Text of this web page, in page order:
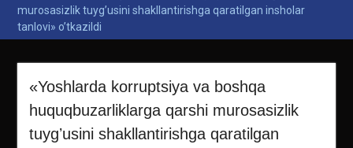
murosasizlik tuygʼusini shakllantirishga qaratilgan insholar
tanlovi» oʼtkazildi
«Yoshlarda korruptsiya va boshqa
huquqbuzarliklarga qarshi murosasizlik
tuygʼusini shakllantirishga qaratilgan